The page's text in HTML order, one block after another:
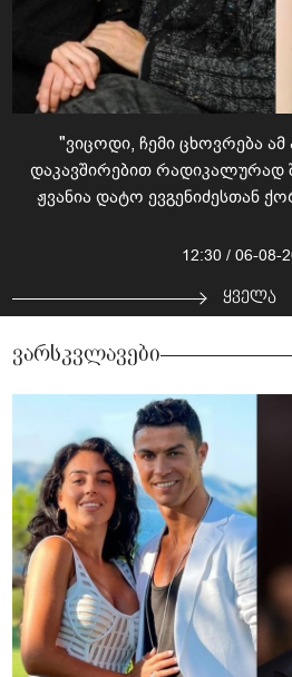
"ვიცოდი, ჩემი ცხოვრება ამ
დაკავშირებით რადიკალურად
ჟვანია დატო ევგენიძესთან
12:30 / 06-08-
ყველა
ვარსკვლავები